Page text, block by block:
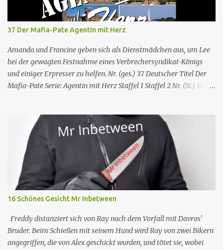
37 Der Mafia-Pate Agentin mit Herz
Amanda und Francine geben sich als Dienstmädchen aus, um Lee
bei der gewagten Festnahme eines Verbrechersyndikat-Königs
und einiger Erpresser zu helfen. Nr. (ges.) 37 Deutscher Titel Der
Mafia-Pate Serie: Agentin mit Herz Staffel 1 Staffel 2 Nr. (St.) 16
Mackenzie Buch Stephen Hattman Serieninfos: In dem Pilot der
Serie wird Amanda King , eine geschiedene Hausfrau und Mutter
von zwei Söhnen, als freie Mitarbeiterin eines kleinen US-
amerikanischen Geheimdienstes angeworben. Dort arbeitet sie als
Agentin an der Seite von Lee Stetson , Tarnname „Scarecrow“ (engl.
für Vogelscheuche), den sie am Ende der vierten und letzten Staffel
heiratet. Obwohl nur als Bürohilfskraft beschäftigt, wird sie
unabsichtlich, dann mit Billigung ihrer Vorgesetzten, später –
nach einschlägigen Fortbildun...
16 Schönes Gesicht Mr Inbetween
Freddy distanziert sich von Ray nach dem Vorfall mit Davros'
Bruder. Beim Schießen mit seinem Hund wird Ray von zwei Bikern
angegriffen, die von Alex geschickt wurden, und tötet sie, wobei